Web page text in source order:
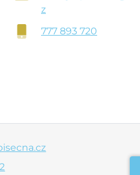
z
777 893 720